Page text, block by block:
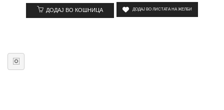
ДОДАЈ ВО КОШНИЦА ДОДАЈ ВО ЛИСТАТА НА ЖЕЛБИ